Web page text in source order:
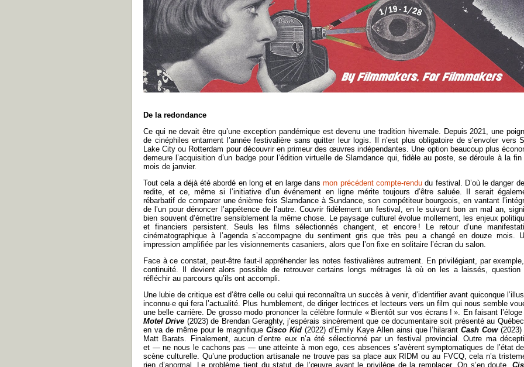
De la redondance
Ce qui ne devait être qu’une exception pandémique est devenu une tradition hivernale. Depuis 2021, une
de cinéphiles entament l’année festivalière sans quitter leur logis. Il n’est plus obligatoire de s’envoler vers
Lake City ou Rotterdam pour découvrir en primeur des œuvres indépendantes. Une option beaucoup plus
demeure l’acquisition d’un badge pour l’édition virtuelle de Slamdance qui, fidèle au poste, se déroule à la fin
mois de janvier.
Tout cela a déjà été abordé en long et en largedansmon précédent compte-rendu du festival. D’où le danger
redite, et ce, même si l’initiative d’un événement en ligne mérite toujours d’être saluée. Il serait
rébarbatif de comparer une énième fois Slamdance à Sundance, son compétiteur bourgeois, en vantant
de l’un pour dénoncer l’appétence de l’autre. Couvrir fidèlement un festival, en le suivant bon an mal an,
bien souvent d’émettre sensiblement la même chose. Le paysage culturel évolue mollement, les enjeux
et financiers persistent. Seuls les films sélectionnés changent, et encore ! Le retour d’une
cinématographique à l’agenda s’accompagne du sentiment gris que très peu a changé en douze mois.
impression amplifiée par les visionnements casaniers, alors que l’on fixe en solitaire l’écran du salon.
Face à ce constat, peut-être faut-il appréhender les notes festivalières autrement. En privilégiant, par
continuité. Il devient alors possible de retrouver certains longs métrages là où on les a laissés, question
réfléchir au parcours qu’ils ont accompli.
Une lubie de critique est d’être celle ou celui qui reconnaîtra un succès à venir, d’identifier avant quiconque
inconnu·e qui fera l’actualité. Plus humblement, de diriger lectrices et lecteurs vers un film qui nous semble
une belle carrière. De grosso modo prononcer la célèbre formule « Bientôt sur vos écrans ! ». En faisant l’éloge
Motel Drive (2023) de Brendan Geraghty, j’espérais sincèrement que ce documentaire soit présenté au
en va de même pour le magnifiqueCisco Kid(2022) d’Emily Kaye Allen ainsi que l’hilarantCash Cow(2023)
Matt Barats. Finalement, aucun d’entre eux n’a été sélectionné par un festival provincial. Outre ma
et —ne nous le cachons pas —une atteinte à mon ego, ces absences s’avèrent symptomatiques de l’état
scène culturelle. Qu’une production artisanale ne trouve pas sa place aux RIDM ou au FVCQ, cela n’a
rien d’anormal. Le problème tient du statut de l’œuvre ayant le privilège de la remplacer. On s’en doute,